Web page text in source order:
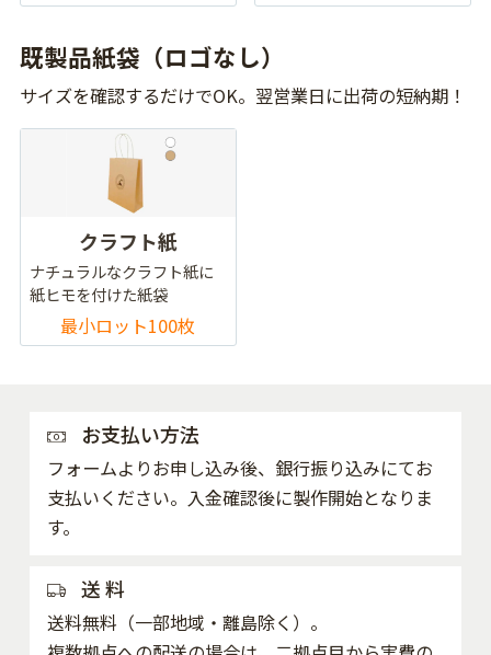
既製品紙袋（ロゴなし）
サイズを確認するだけでOK。翌営業日に出荷の短納期！
クラフト紙
ナチュラルなクラフト紙に
紙ヒモを付けた紙袋
最小ロット100枚
お支払い方法
フォームよりお申し込み後、銀行振り込みにてお
支払いください。入金確認後に製作開始となりま
す。
送 料
送料無料（一部地域・離島除く）。